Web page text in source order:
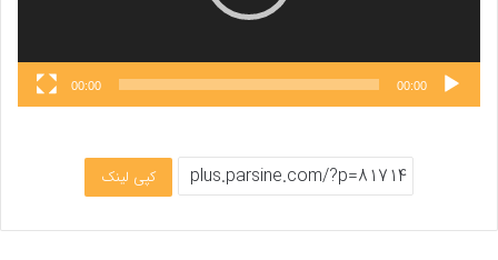
00:00
00:00
کپی لینک